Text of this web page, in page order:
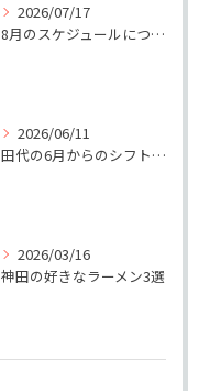
2026/07/17
8月のスケジュールについて
2026/06/11
田代の6月からのシフトについて
2026/03/16
神田の好きなラーメン3選